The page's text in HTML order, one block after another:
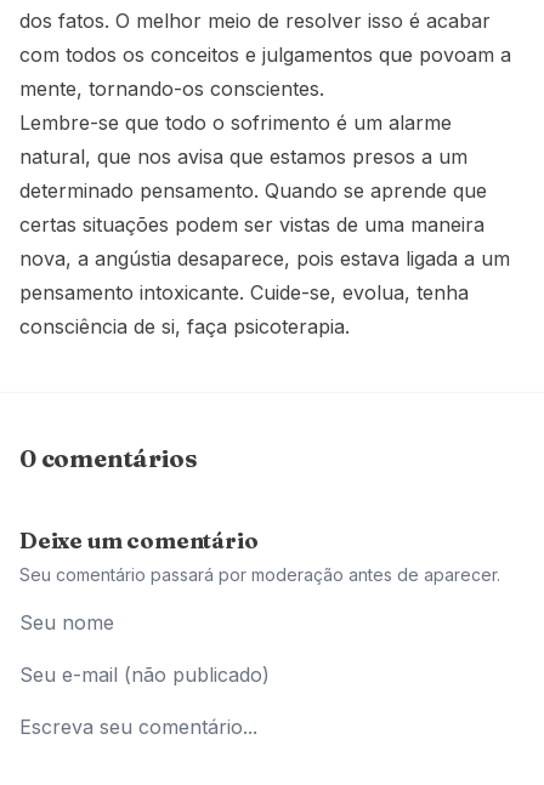
dos fatos. O melhor meio de resolver isso é acabar
com todos os conceitos e julgamentos que povoam a
mente, tornando-os conscientes.
Lembre-se que todo o sofrimento é um alarme
natural, que nos avisa que estamos presos a um
determinado pensamento. Quando se aprende que
certas situações podem ser vistas de uma maneira
nova, a angústia desaparece, pois estava ligada a um
pensamento intoxicante. Cuide-se, evolua, tenha
consciência de si, faça psicoterapia.
0 comentários
Deixe um comentário
Seu comentário passará por moderação antes de aparecer.